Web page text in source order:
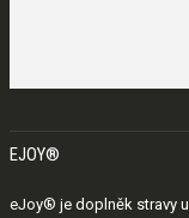
EJOY®
eJoy® je doplněk stravy